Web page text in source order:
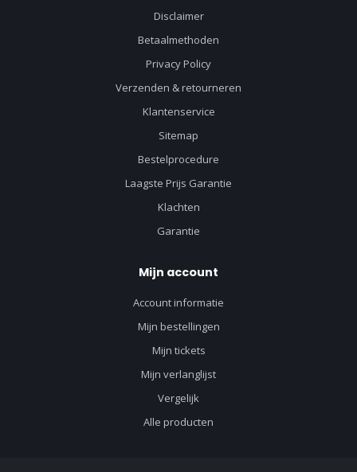
Disclaimer
Betaalmethoden
Privacy Policy
Verzenden & retourneren
Klantenservice
Sitemap
Bestelprocedure
Laagste Prijs Garantie
Klachten
Garantie
Mijn account
Account informatie
Mijn bestellingen
Mijn tickets
Mijn verlanglijst
Vergelijk
Alle producten